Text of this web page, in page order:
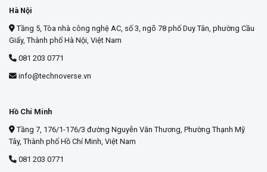
Hà Nội
Tầng 5, Tòa nhà công nghệ AC, số 3, ngõ 78 phố Duy Tân, phường Cầu
Giấy, Thành phố Hà Nội, Việt Nam
081 203 0771
info@technoverse.vn
Hồ Chí Minh
Tầng 7, 176/1-176/3 đường Nguyễn Văn Thương, Phường Thạnh Mỹ
Tây, Thành phố Hồ Chí Minh, Việt Nam
081 203 0771